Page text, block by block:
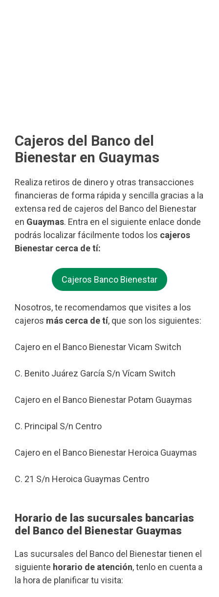
Cajeros del Banco del
Bienestar en Guaymas
Realiza retiros de dinero y otras transacciones
financieras de forma rápida y sencilla gracias a la
extensa red de cajeros del Banco del Bienestar
en Guaymas. Entra en el siguiente enlace donde
podrás localizar fácilmente todos los cajeros
Bienestar cerca de tí:
Cajeros Banco Bienestar
Nosotros, te recomendamos que visites a los
cajeros más cerca de tí, que son los siguientes:
Cajero en el Banco Bienestar Vicam Switch
C. Benito Juárez García S/n Vícam Switch
Cajero en el Banco Bienestar Potam Guaymas
C. Principal S/n Centro
Cajero en el Banco Bienestar Heroica Guaymas
C. 21 S/n Heroica Guaymas Centro
Horario de las sucursales bancarias
del Banco del Bienestar Guaymas
Las sucursales del Banco del Bienestar tienen el
siguiente horario de atención, tenlo en cuenta a
la hora de planificar tu visita: